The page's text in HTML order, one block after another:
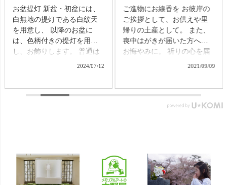
お盆提灯 新盆・初盆には、
白無地の提灯である白紋天
を用意し、 以降のお盆に
は、色柄付きの提灯を用意
し、お飾りします。 普通は
そんなお困りごとにお応え
屋ウェブショップ▼
@simple_butudan ■メモリア
ルギャラリー国分寺店 東京
2024/07/12
ご進物にお線香を お彼岸の
ご挨拶として、お供えや里
帰りの土産として。 また、
喪中はがきが届いた方への
お悔やみに。 祈りの心を届
らべ 桜/一葉/紅梅/椿（甘・
優）5本入（桐箱） ▼メモリ
#贈り物
2021/09/09